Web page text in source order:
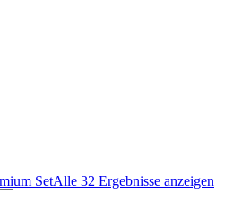
SetAlle 32 Ergebnisse anzeigen